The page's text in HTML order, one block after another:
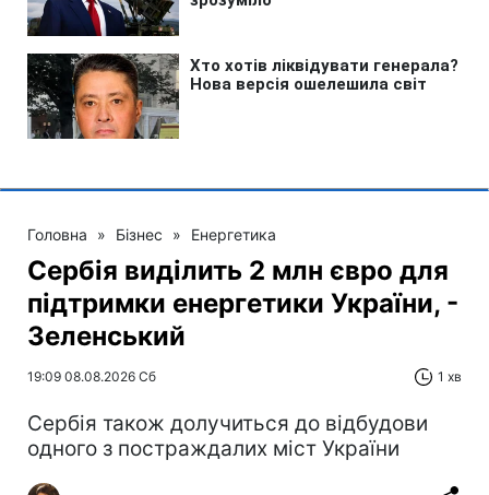
Головна » Бізнес » Енергетика
Сербія виділить 2 млн євро для
підтримки енергетики України, -
Зеленський
19:09 08.08.2026 Сб 1 хв
Сербія також долучиться до відбудови
одного з постраждалих міст України